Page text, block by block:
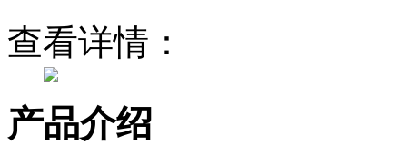
查看详情：
产品介绍